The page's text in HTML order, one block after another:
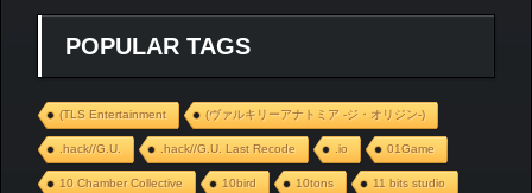
POPULAR TAGS
(TLS Entertainment (ヴァルキリーアナトミア ‐ジ・オリジン‐)
.hack//G.U. .hack//G.U. Last Recode .io 01Game
10 Chamber Collective 10bird 10tons 11 bits studio